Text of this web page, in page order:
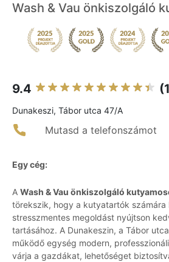
Wash & Vau önkiszolgáló
9.4
Dunakeszi, Tábor utca 47/A
Mutasd a telefonszámot
Egy cég:
A Wash & Vau önkiszolgáló
törekszik, hogy a kutyatartók számára
stresszmentes megoldást nyújtson
tartásához. A Dunakeszin, a Tábor
működő egység modern,
várja a gazdákat, lehetőséget